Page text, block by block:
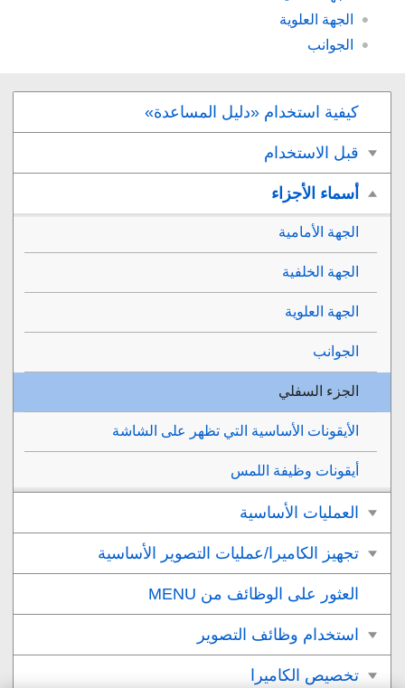
الجهة العلوية
الجوانب
كيفية استخدام «دليل المساعدة»
قبل الاستخدام
أسماء الأجزاء
الجهة الأمامية
الجهة الخلفية
الجهة العلوية
الجوانب
الجزء السفلي
الأيقونات الأساسية التي تظهر على الشاشة
أيقونات وظيفة اللمس
العمليات الأساسية
تجهيز الكاميرا/عمليات التصوير الأساسية
العثور على الوظائف من MENU
استخدام وظائف التصوير
تخصيص الكاميرا